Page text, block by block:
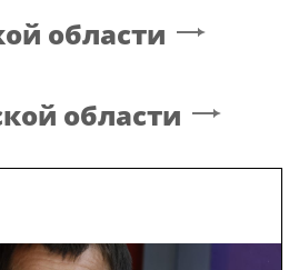
области
области